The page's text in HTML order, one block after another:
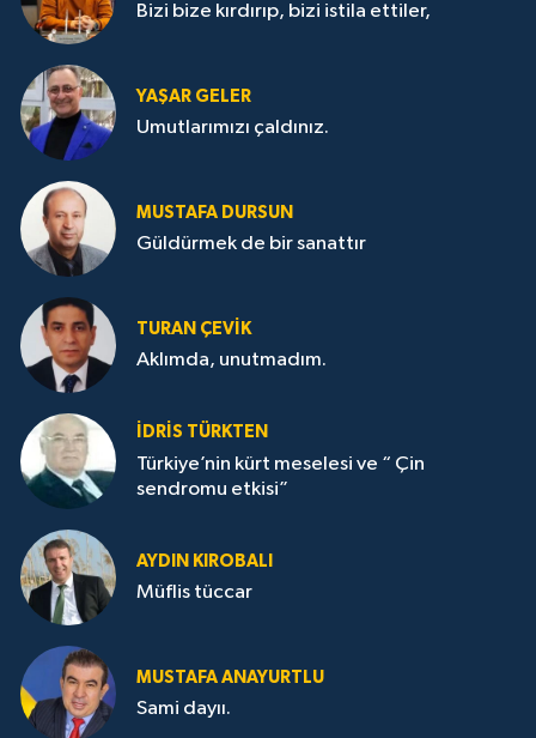
Bizi bize kırdırıp, bizi istila ettiler,
YAŞAR GELER
Umutlarımızı çaldınız.
MUSTAFA DURSUN
Güldürmek de bir sanattır
TURAN ÇEVİK
Aklımda, unutmadım.
İDRİS TÜRKTEN
Türkiye’nin kürt meselesi ve “ Çin
sendromu etkisi”
AYDIN KIROBALI
Müflis tüccar
MUSTAFA ANAYURTLU
Sami dayıı.